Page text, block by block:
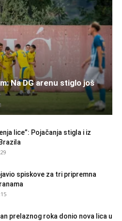
Na DG arenu stiglo još
lice”: Pojačanja stigla i iz
spiskove za tri pripremna
prelaznog roka donio nova lica u